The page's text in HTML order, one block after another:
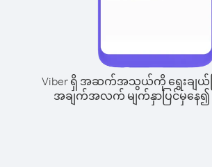
Viber ရှိ အဆက်အသွယ်ကို ရွေးချယ်
အချက်အလက် မျက်နှာပြင်မှနေ၍ ဖု